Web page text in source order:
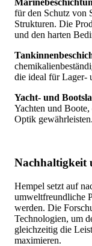
für den Schutz von
Strukturen. Die
und den harten
die ideal für Lager-
Yacht- und
Yachten und
Optik gewährleisten.
Nachhaltigkeit
Hempel setzt auf
umweltfreundliche
werden. Die
Technologien, um
gleichzeitig die
maximieren.